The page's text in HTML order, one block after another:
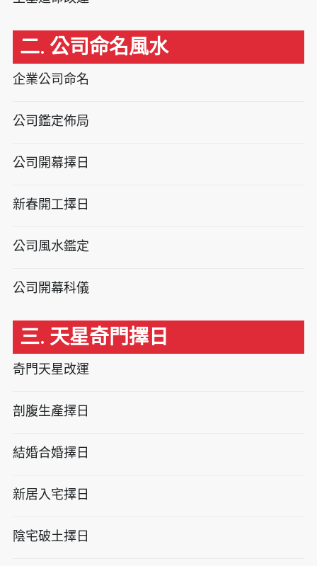
二. 公司命名風水
企業公司命名
公司鑑定佈局
公司開幕擇日
新春開工擇日
公司風水鑑定
公司開幕科儀
三. 天星奇門擇日
奇門天星改運
剖腹生產擇日
結婚合婚擇日
新居入宅擇日
陰宅破土擇日